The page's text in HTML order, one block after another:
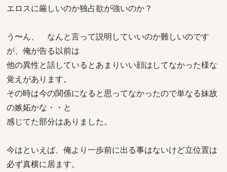
エロスに厳しいのか独占欲が強いのか？
う〜ん、 なんと言って説明していいのか難しいのです
が、俺が告る以前は
他の異性と話しているとあまりいい顔はしてなかった様な
覚えがあります。
その時は今の関係になると思ってなかったので単なる妹故
の嫉妬かな・・と
感じてた部分はありました。
今はといえば、俺より一歩前に出る事はないけど立位置は
必ず真横に居ます。